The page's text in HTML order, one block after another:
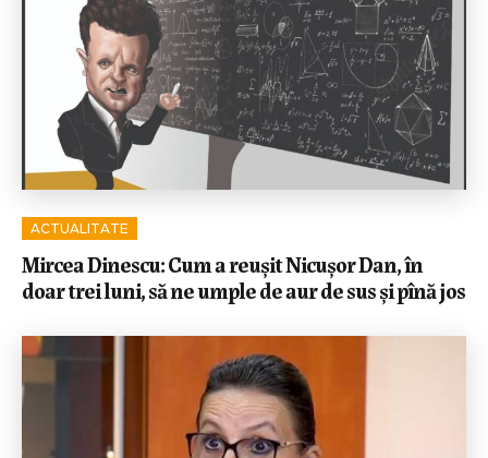
ACTUALITATE
Mircea Dinescu: Cum a reușit Nicușor Dan, în
doar trei luni, să ne umple de aur de sus și pînă jos